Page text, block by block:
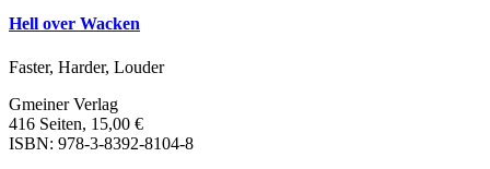
Hell over Wacken
Faster, Harder, Louder
Gmeiner Verlag
416 Seiten, 15,00 €
ISBN: 978-3-8392-8104-8